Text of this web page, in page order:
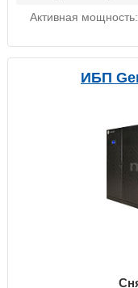
Активная мощность:
ИБП